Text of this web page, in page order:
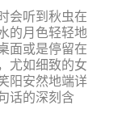
会听到秋虫在
的月色轻轻地
面或是停留在
尤如细致的女
阳安然地端详
话的深刻含